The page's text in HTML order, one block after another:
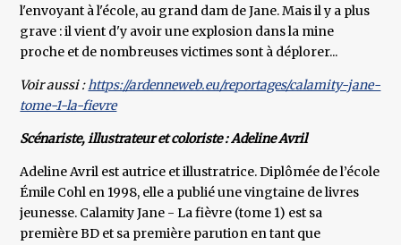
l'envoyant à l'école, au grand dam de Jane. Mais il y a plus
grave : il vient d'y avoir une explosion dans la mine
proche et de nombreuses victimes sont à déplorer...
Voir aussi :https://ardenneweb.eu/reportages/calamity-jane-
tome-1-la-fievre
Scénariste, illustrateur et coloriste : Adeline Avril
Adeline Avril est autrice et illustratrice. Diplômée de l’école
Émile Cohl en 1998, elle a publié une vingtaine de livres
jeunesse. Calamity Jane - La fièvre (tome 1) est sa
première BD et sa première parution en tant que